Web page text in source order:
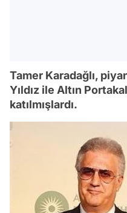
Tamer Karadağlı,
Yıldız ile Altın
katılmışlardı.